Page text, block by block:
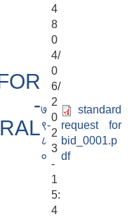
4
8
-७
९-
८
०
0
4/
0
6/
2
0
2
3
-
1
5:
4
standard
request for
bid_0001.p
df